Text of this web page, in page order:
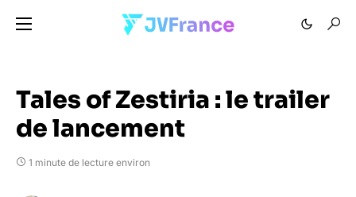
Tales of Zestiria : le trailer
de lancement
1 minute de lecture environ